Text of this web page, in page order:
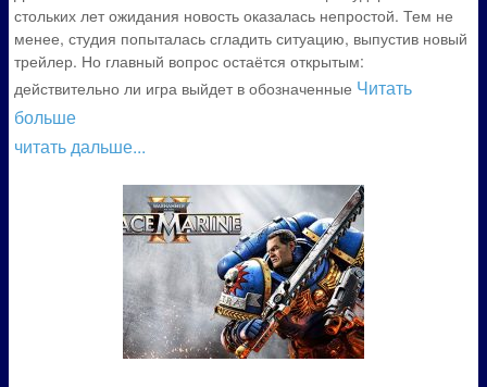
стольких лет ожидания новость оказалась непростой. Тем не
менее, студия попыталась сгладить ситуацию, выпустив новый
трейлер. Но главный вопрос остаётся открытым:
действительно ли игра выйдет в обозначенные Читать
больше
читать дальше...